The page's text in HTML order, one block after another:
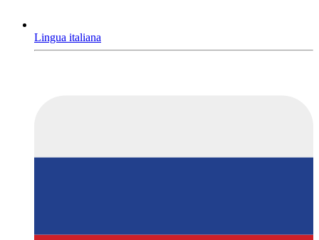
Lingua italiana